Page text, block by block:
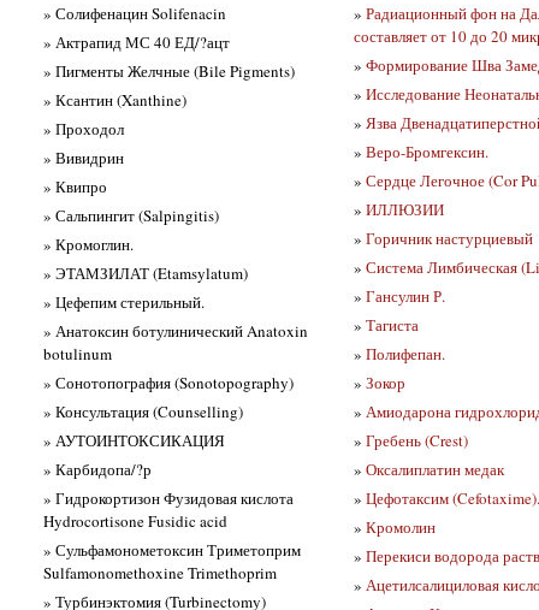
» Солифенацин Solifenacin
» Актрапид МС 40 ЕД/?ацт
» Пигменты Желчные (Bile Pigments)
» Ксантин (Xanthine)
» Проходол
» Вивидрин
» Квипро
» Сальпингит (Salpingitis)
» Кромоглин.
» ЭТАМЗИЛАТ (Etamsylatum)
» Цефепим стерильный.
» Анатоксин ботулинический Anatoxin
botulinum
» Сонотопография (Sonotopography)
» Консультация (Counselling)
» АУТОИНТОКСИКАЦИЯ
» Карбидопа/?р
» Гидрокортизон Фузидовая кислота
Hydrocortisone Fusidic acid
» Сульфамонометоксин Триметоприм
Sulfamonomethoxine Trimethoprim
» Турбинэктомия (Turbinectomy)
» Радиационный фон на
составляет от 10 до 20
» Формирование Шва
» Исследование
» Язва
» Веро-Бромгексин.
» Сердце Легочное (Cor
» ИЛЛЮЗИИ
» Горичник настурциевый
» Система Лимбическая
» Гансулин Р.
» Тагиста
» Полифепан.
» Зокор
» Амиодарона
» Гребень (Crest)
» Оксалиплатин медак
» Цефотаксим (Cefotaxime).
» Кромолин
» Перекиси водорода
» Ацетилсалициловая